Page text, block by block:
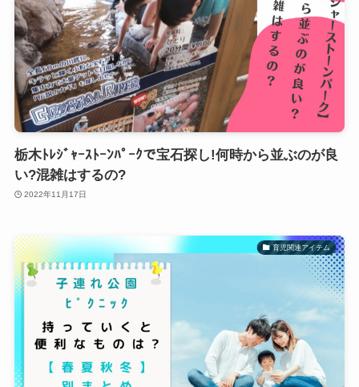
栃木ﾄﾚｼﾞｬｰｽﾄｰﾝﾊﾟｰｸで宝石探し!何時から並ぶのが良
い?混雑はするの?
2022年11月17日
育児関連アイテム